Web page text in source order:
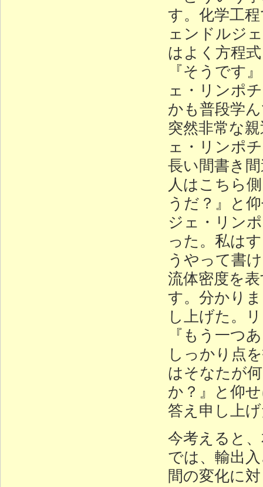
す。化学工
ェンドルジ
はよく方程
『そうです
ェ・リンポ
かも普段学
突然非常な
ェ・リンポ
長い間書き
人はこちら
うだ？』と
ジェ・リン
った。私は
うやって書
流体密度を
す。分かり
し上げた。
『もう一つ
しっかり点
はそなたが
か？』と仰
答え申し上
今考えると
では、輸出
間の変化に